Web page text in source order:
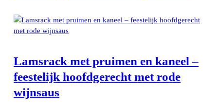
Lamsrack met pruimen en kaneel –
feestelijk hoofdgerecht met rode
wijnsaus